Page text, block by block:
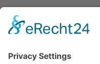
APRENDER